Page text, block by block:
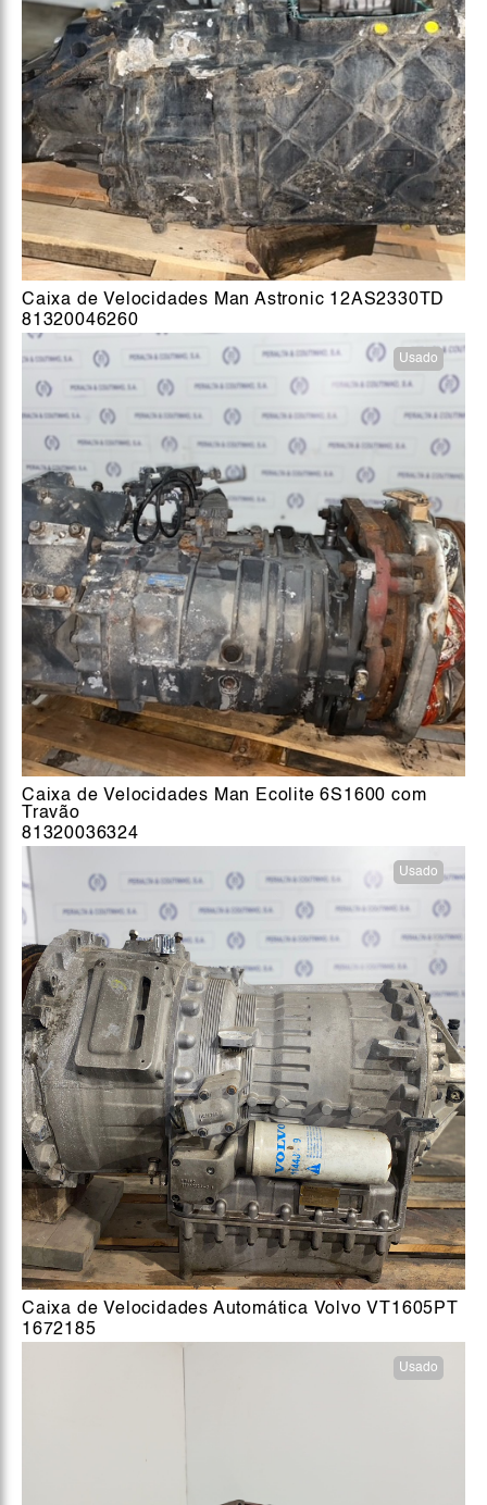
Caixa de Velocidades Man Astronic 12AS2330TD
81320046260
Usado
Caixa de Velocidades Man Ecolite 6S1600 com
Travão
81320036324
Usado
Caixa de Velocidades Automática Volvo VT1605PT
1672185
Usado